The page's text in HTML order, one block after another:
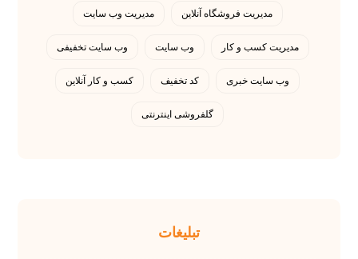
مدیریت فروشگاه آنلاین مدیریت وب سایت
مدیریت کسب و کار وب سایت وب سایت تخفیفی
وب سایت خبری کد تخفیف کسب و کار آنلاین
گلفروشی اینترنتی
تبلیغات